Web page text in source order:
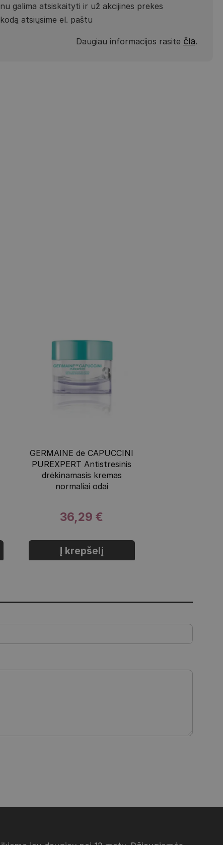
galima atsiskaityti ir už akcijines prekes
atsiųsime el. paštu
Daugiau informacijos rasite čia.
GERMAINE de CAPUCCINI
PUREXPERT Antistresinis
drėkinamasis kremas
normaliai odai
36,29 €
Į krepšelį